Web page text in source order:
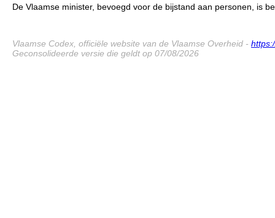
De Vlaamse minister, bevoegd voor de bijstand aan personen, is
Vlaamse Codex, officiële website van de Vlaamse Overheid -
Geconsolideerde versie die geldt op 07/08/2026